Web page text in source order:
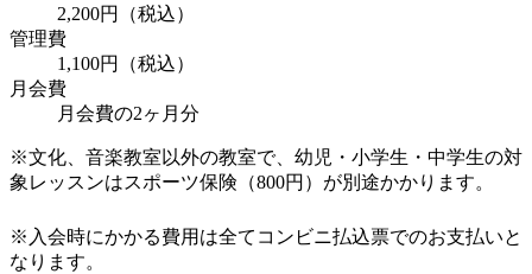
2,200円（税込）
管理費
1,100円（税込）
月会費
月会費の2ヶ月分
※文化、音楽教室以外の教室で、幼児・小学生・中学生の対
象レッスンはスポーツ保険（800円）が別途かかります。
※入会時にかかる費用は全てコンビニ払込票でのお支払いと
なります。